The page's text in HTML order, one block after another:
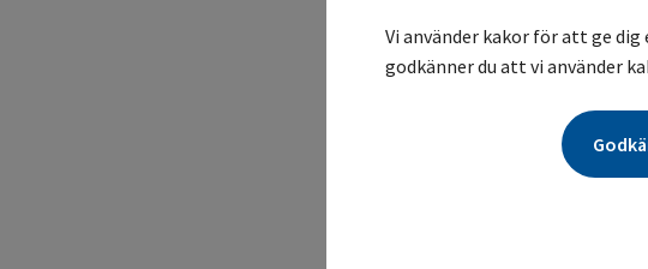
Vi använder kakor för att ge
godkänner du att vi använder